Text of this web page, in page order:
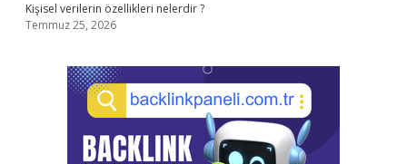
Kişisel verilerin özellikleri nelerdir ?
Temmuz 25, 2026